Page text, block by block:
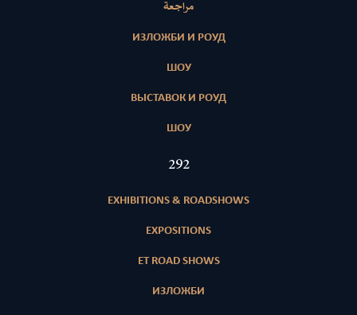
مراجعة
ИЗЛОЖБИ И РОУД
ШОУ
ВЫСТАВОК И РОУД
ШОУ
415
EXHIBITIONS & ROADSHOWS
EXPOSITIONS
ET ROAD SHOWS
ИЗЛОЖБИ